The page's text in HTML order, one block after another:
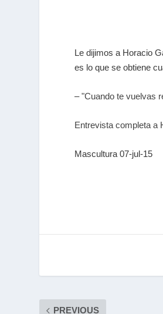
Le dijimos a Horacio
es lo que se obtiene
–"Cuando te vuelvas
Entrevista completa a
Mascultura 07-jul-15
PREVIOUS